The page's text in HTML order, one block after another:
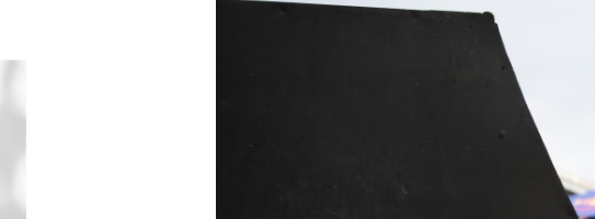
Wegwielrennen